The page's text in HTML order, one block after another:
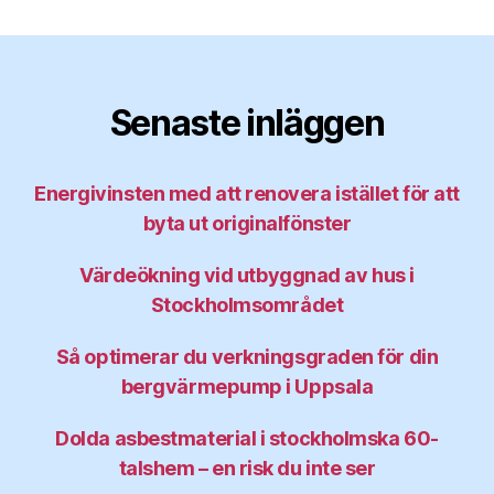
Senaste inläggen
Energivinsten med att renovera istället för att
byta ut originalfönster
Värdeökning vid utbyggnad av hus i
Stockholmsområdet
Så optimerar du verkningsgraden för din
bergvärmepump i Uppsala
Dolda asbestmaterial i stockholmska 60-
talshem – en risk du inte ser